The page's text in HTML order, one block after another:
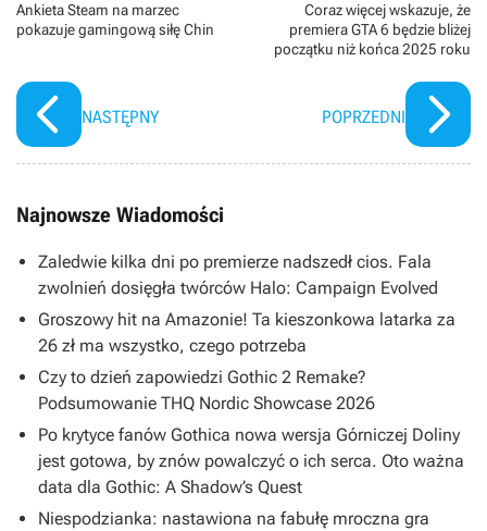
Ankieta Steam na marzec
pokazuje gamingową siłę Chin
NASTĘPNY
Coraz więcej wskazuje, że
premiera GTA 6 będzie bliżej
początku niż końca 2025 roku
POPRZEDNI
Najnowsze Wiadomości
Zaledwie kilka dni po premierze nadszedł cios. Fala
zwolnień dosięgła twórców Halo: Campaign Evolved
Groszowy hit na Amazonie! Ta kieszonkowa latarka za
26 zł ma wszystko, czego potrzeba
Czy to dzień zapowiedzi Gothic 2 Remake?
Podsumowanie THQ Nordic Showcase 2026
Po krytyce fanów Gothica nowa wersja Górniczej Doliny
jest gotowa, by znów powalczyć o ich serca. Oto ważna
data dla Gothic: A Shadow’s Quest
Niespodzianka: nastawiona na fabułę mroczna gra